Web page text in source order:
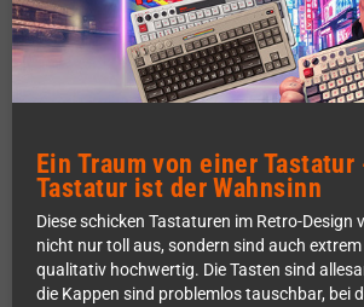
Ein Traum von einer
Tastatur ist der Wahnsinn
Diese schicken Tastaturen im Retro-Design
nicht nur toll aus, sondern sind auch extrem
qualitativ hochwertig. Die Tasten sind
die Kappen sind problemlos tauschbar, bei